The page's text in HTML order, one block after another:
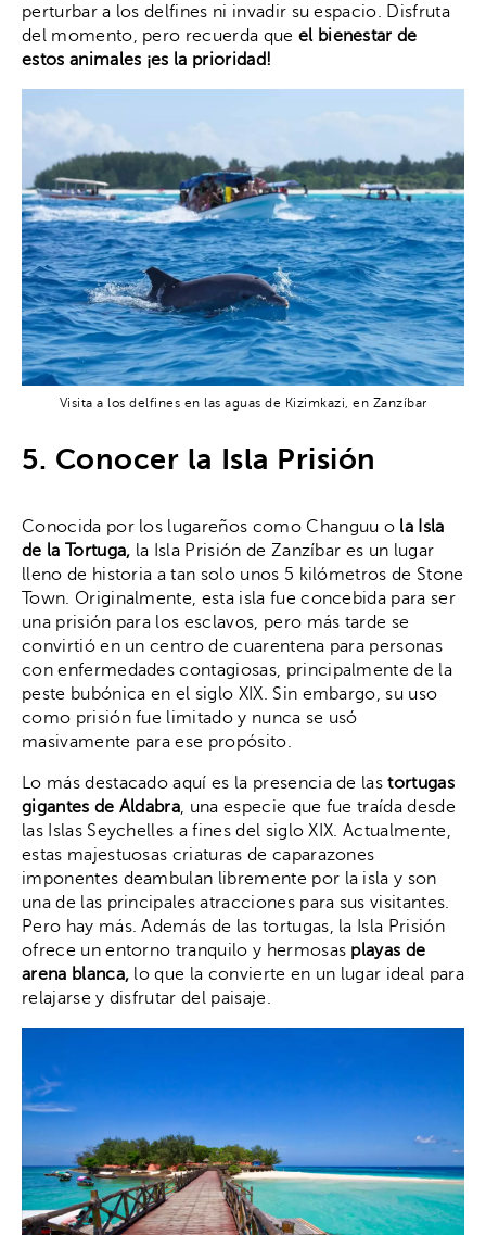
perturbar a los delfines ni invadir su espacio. Disfruta
del momento, pero recuerda que el bienestar de
estos animales ¡es la prioridad!
Visita a los delfines en las aguas de Kizimkazi, en Zanzíbar
5. Conocer la Isla Prisión
Conocida por los lugareños como Changuu o la Isla
de la Tortuga, la Isla Prisión de Zanzíbar es un lugar
lleno de historia a tan solo unos 5 kilómetros de Stone
Town. Originalmente, esta isla fue concebida para ser
una prisión para los esclavos, pero más tarde se
convirtió en un centro de cuarentena para personas
con enfermedades contagiosas, principalmente de la
peste bubónica en el siglo XIX. Sin embargo, su uso
como prisión fue limitado y nunca se usó
masivamente para ese propósito.
Lo más destacado aquí es la presencia de lastortugas
gigantes de Aldabra, una especie que fue traída desde
las Islas Seychelles a fines del siglo XIX. Actualmente,
estas majestuosas criaturas de caparazones
imponentes deambulan libremente por la isla y son
una de las principales atracciones para sus visitantes.
Pero hay más. Además de las tortugas, la Isla Prisión
ofrece un entorno tranquilo y hermosas playas de
arena blanca, lo que la convierte en un lugar ideal para
relajarse y disfrutar del paisaje.